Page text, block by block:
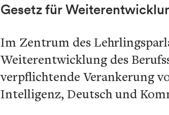
Gesetz für
Im Zentrum des
Weiterentwicklung des
verpflichtende Verankerung
Intelligenz, Deutsch und